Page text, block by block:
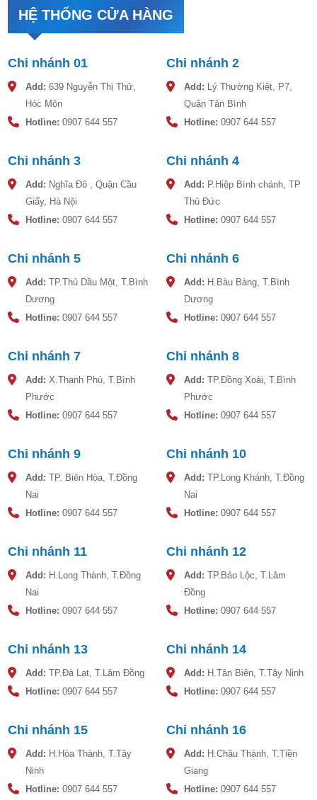
HỆ THỐNG CỬA HÀNG
Chi nhánh 01
Add: 639 Nguyễn Thị Thử,
Hóc Môn
Hotline: 0907 644 557
Chi nhánh 2
Add: Lý Thường Kiệt, P7,
Quận Tân Bình
Hotline: 0907 644 557
Chi nhánh 3
Add: Nghĩa Đô , Quận Cầu
Giấy, Hà Nội
Hotline: 0907 644 557
Chi nhánh 4
Add: P.Hiệp Bình chánh, TP
Thủ Đức
Hotline: 0907 644 557
Chi nhánh 5
Add: TP.Thủ Dầu Một, T.Bình
Dương
Hotline: 0907 644 557
Chi nhánh 6
Add: H.Bàu Bàng, T.Bình
Dương
Hotline: 0907 644 557
Chi nhánh 7
Add: X.Thanh Phú, T.Bình
Phước
Hotline: 0907 644 557
Chi nhánh 8
Add: TP.Đồng Xoài, T.Bình
Phước
Hotline: 0907 644 557
Chi nhánh 9
Add: TP. Biên Hòa, T.Đồng
Nai
Hotline: 0907 644 557
Chi nhánh 10
Add: TP.Long Khánh, T.Đồng
Nai
Hotline: 0907 644 557
Chi nhánh 11
Add: H.Long Thành, T.Đồng
Nai
Hotline: 0907 644 557
Chi nhánh 12
Add: TP.Bảo Lộc, T.Lâm
Đồng
Hotline: 0907 644 557
Chi nhánh 13
Add: TP.Đà Lạt, T.Lâm Đồng
Hotline: 0907 644 557
Chi nhánh 14
Add: H.Tân Biên, T.Tây Ninh
Hotline: 0907 644 557
Chi nhánh 15
Add: H.Hòa Thành, T.Tây
Ninh
Hotline: 0907 644 557
Chi nhánh 16
Add: H.Châu Thành, T.Tiền
Giang
Hotline: 0907 644 557